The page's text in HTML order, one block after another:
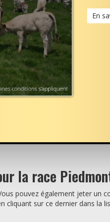
En
la race
pouvez également jeter un
cliquant sur ce dernier dans la